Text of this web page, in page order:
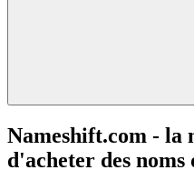
Nameshift.com - la
d'acheter des noms